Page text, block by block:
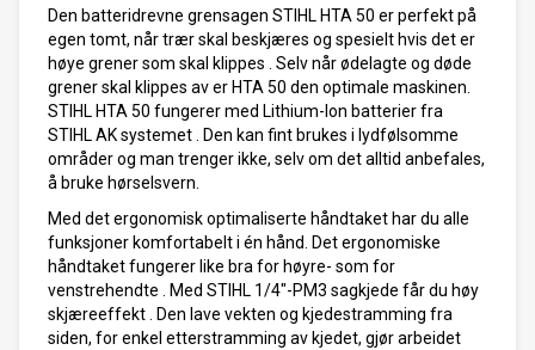
Den batteridrevne grensagen STIHL HTA 50 er perfekt på
egen tomt, når trær skal beskjæres og spesielt hvis det er
høye grener som skal klippes . Selv når ødelagte og døde
grener skal klippes av er HTA 50 den optimale maskinen.
STIHL HTA 50 fungerer med Lithium-Ion batterier fra
STIHL AK systemet . Den kan fint brukes i lydfølsomme
områder og man trenger ikke, selv om det alltid anbefales,
å bruke hørselsvern.
Med det ergonomisk optimaliserte håndtaket har du alle
funksjoner komfortabelt i én hånd. Det ergonomiske
håndtaket fungerer like bra for høyre- som for
venstrehendte . Med STIHL 1/4"-PM3 sagkjede får du høy
skjæreeffekt . Den lave vekten og kjedestramming fra
siden, for enkel etterstramming av kjedet, gjør arbeidet